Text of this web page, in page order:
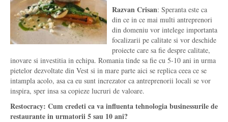
Razvan Crisan: Speranta este ca
din ce in ce mai multi antreprenori
din domeniu vor intelege importanta
focalizarii pe calitate si vor deschide
proiecte care sa fie despre calitate,
inovare si investitia in echipa. Romania tinde sa fie cu 5-10 ani in urma
pietelor dezvoltate din Vest si in mare parte aici se replica ceea ce se
intampla acolo, asa ca eu sunt increzator ca antreprenorii locali se vor
inspira, sper insa sa copieze lucruri de valoare.
Restocracy: Cum credeti ca va influenta tehnologia businessurile de
restaurante in urmatorii 5 sau 10 ani?